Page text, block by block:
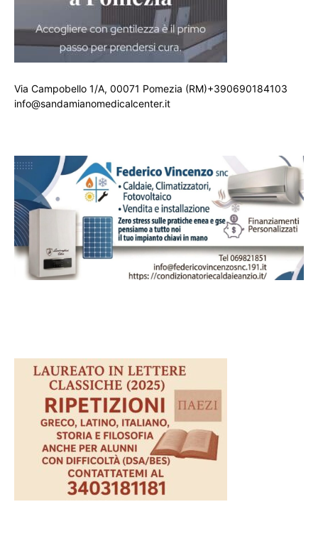
Via Campobello 1/A, 00071 Pomezia (RM)+390690184103
info@sandamianomedicalcenter.it